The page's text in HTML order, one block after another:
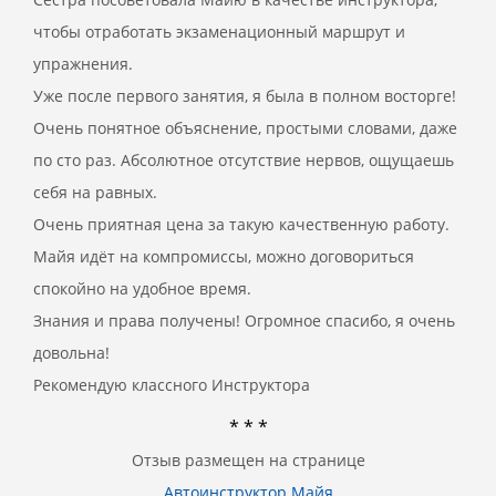
чтобы отработать экзаменационный маршрут и
упражнения.
Уже после первого занятия, я была в полном восторге!
Очень понятное объяснение, простыми словами, даже
по сто раз. Абсолютное отсутствие нервов, ощущаешь
себя на равных.
Очень приятная цена за такую качественную работу.
Майя идёт на компромиссы, можно договориться
спокойно на удобное время.
Знания и права получены! Огромное спасибо, я очень
довольна!
Рекомендую классного Инструктора
* * *
Отзыв размещен на странице